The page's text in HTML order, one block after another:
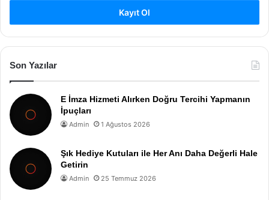
Kayıt Ol
Son Yazılar
E İmza Hizmeti Alırken Doğru Tercihi Yapmanın
İpuçları
Admin 1 Ağustos 2026
Şık Hediye Kutuları ile Her Anı Daha Değerli Hale
Getirin
Admin 25 Temmuz 2026